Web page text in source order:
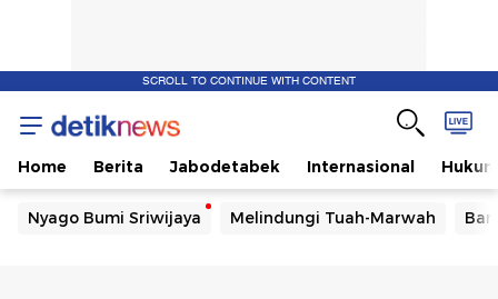
SCROLL TO CONTINUE WITH CONTENT
Home Berita Jabodetabek Internasional Hukum
Nyago Bumi Sriwijaya Melindungi Tuah-Marwah